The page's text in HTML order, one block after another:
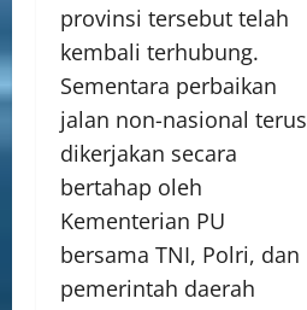
provinsi tersebut telah
kembali terhubung.
Sementara perbaikan
jalan non-nasional terus
dikerjakan secara
bertahap oleh
Kementerian PU
bersama TNI, Polri, dan
pemerintah daerah